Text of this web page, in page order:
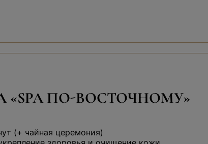
ПО-ВОСТОЧНОМУ»
(+ чайная церемония)